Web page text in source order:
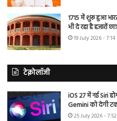
1715 में शुरू हुआ
भी दे रहा है हजारों
19 July 2026 - 7:14
टेक्नोलॉजी
iOS 27 में नई Siri
Gemini को देगी
25 July 2026 -